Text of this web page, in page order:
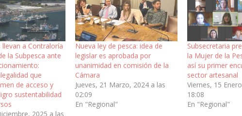
llevan a Contraloría
la Subpesca ante
que
de acceso y
sustentabilidad
2025 a las
Nueva ley de pesca: idea de
legislar es aprobada por
unanimidad en comisión de la
Cámara
Jueves, 21 Marzo, 2024 a las
02:09
En "Regional"
Subsecretaria
la Mujer de la
así su primer
sector artesanal
Viernes, 15
18:08
En "Regional"